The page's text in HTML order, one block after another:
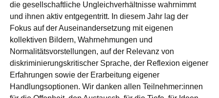
die gesellschaftliche Ungleichverhältnisse wahrnimmt
und ihnen aktiv entgegentritt. In diesem Jahr lag der
Fokus auf der Auseinandersetzung mit eigenen
kollektiven Bildern, Wahrnehmungen und
Normalitätsvorstellungen, auf der Relevanz von
diskriminierungskritischer Sprache, der Reflexion eigener
Erfahrungen sowie der Erarbeitung eigener
Handlungsoptionen. Wir danken allen Teilnehmer:innen